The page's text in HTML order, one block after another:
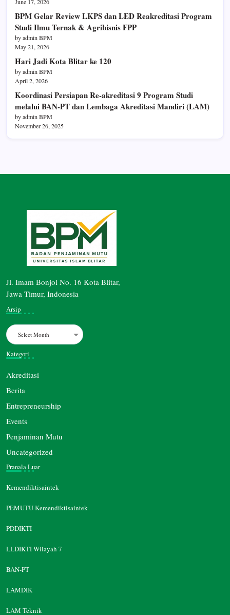
June 17, 2026
BPM Gelar Review LKPS dan LED Reakreditasi Program
Studi Ilmu Ternak & Agribisnis FPP
by admin BPM
May 21, 2026
Hari Jadi Kota Blitar ke 120
by admin BPM
April 2, 2026
Koordinasi Persiapan Re-akreditasi 9 Program Studi
melalui BAN-PT dan Lembaga Akreditasi Mandiri (LAM)
by admin BPM
November 26, 2025
Jl. Imam Bonjol No. 16 Kota Blitar,
Jawa Timur, Indonesia
Arsip
Archives
Kategori
Akreditasi
Berita
Entrepreneurship
Events
Penjaminan Mutu
Uncategorized
Pranala Luar
Kemendiktisaintek
PEMUTU Kemendiktisaintek
PDDIKTI
LLDIKTI Wilayah 7
BAN-PT
LAMDIK
LAM Teknik